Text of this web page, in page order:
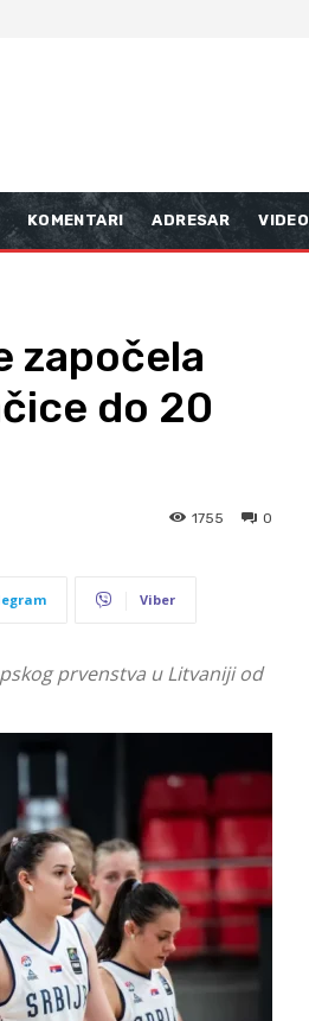
KOMENTARI ADRESAR VIDEO
započela
do 20
0
1755
Viber
prvenstva u Litvaniji od